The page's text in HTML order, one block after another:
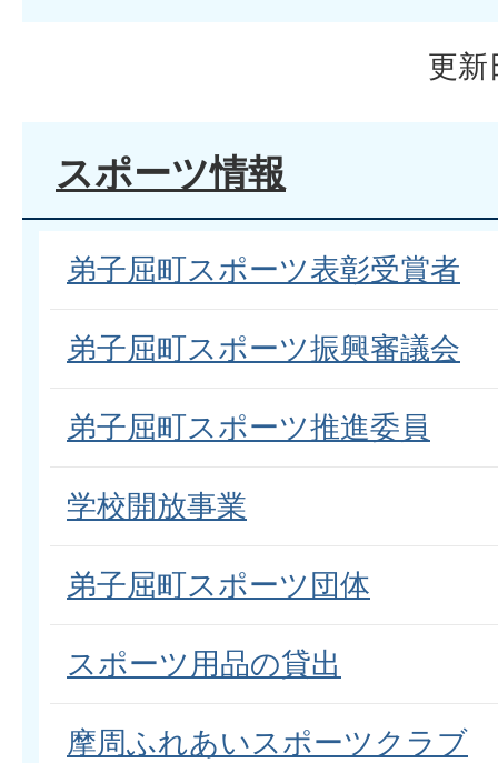
更新
スポーツ情報
弟子屈町スポーツ表彰受賞者
弟子屈町スポーツ振興審議会
弟子屈町スポーツ推進委員
学校開放事業
弟子屈町スポーツ団体
スポーツ用品の貸出
摩周ふれあいスポーツクラブ